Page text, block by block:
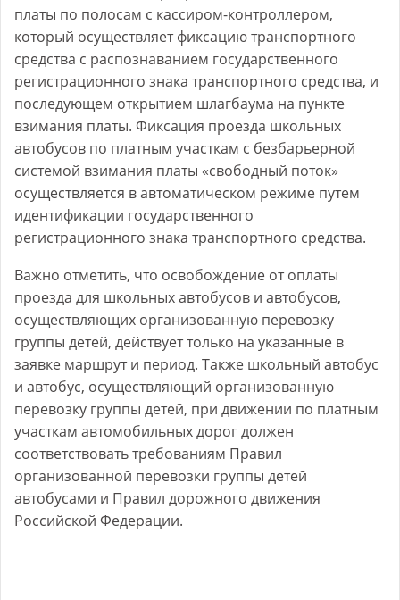
платы по полосам с кассиром-контроллером,
который осуществляет фиксацию транспортного
средства с распознаванием государственного
регистрационного знака транспортного средства, и
последующем открытием шлагбаума на пункте
взимания платы. Фиксация проезда школьных
автобусов по платным участкам с безбарьерной
системой взимания платы «свободный поток»
осуществляется в автоматическом режиме путем
идентификации государственного
регистрационного знака транспортного средства.
Важно отметить, что освобождение от оплаты
проезда для школьных автобусов и автобусов,
осуществляющих организованную перевозку
группы детей, действует только на указанные в
заявке маршрут и период. Также школьный автобус
и автобус, осуществляющий организованную
перевозку группы детей, при движении по платным
участкам автомобильных дорог должен
соответствовать требованиям Правил
организованной перевозки группы детей
автобусами и Правил дорожного движения
Российской Федерации.